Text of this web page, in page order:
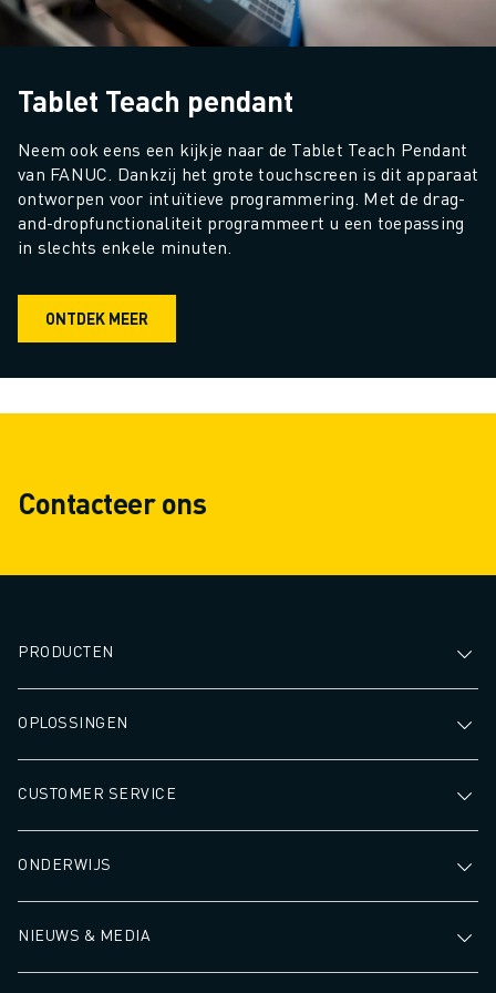
OPLEIDING & ONDERWIJS
FANUC ACADEMY
OPLOSSINGEN VOOR HET ONDERWIJS
WORLDSKILLS & JONG TALENT
ONDERWIJS EVENEMENTEN
NIEUWS & MEDIA
NIEUWS & MEDIA
EVENEMENTEN
OVER FANUC
OVER FANUC
ONZE LOCATIES
DUURZAAMHEID
JOIN US » JOB PORTAAL
Tablet Teach pendant
Neem ook eens een kijkje naar de Tablet Teach Pendant
van FANUC. Dankzij het grote touchscreen is dit apparaat
ontworpen voor intuïtieve programmering. Met de drag-
and-dropfunctionaliteit programmeert u een toepassing
in slechts enkele minuten.
ONTDEK MEER
Contacteer ons
PRODUCTEN
OPLOSSINGEN
CUSTOMER SERVICE
ONDERWIJS
NIEUWS & MEDIA